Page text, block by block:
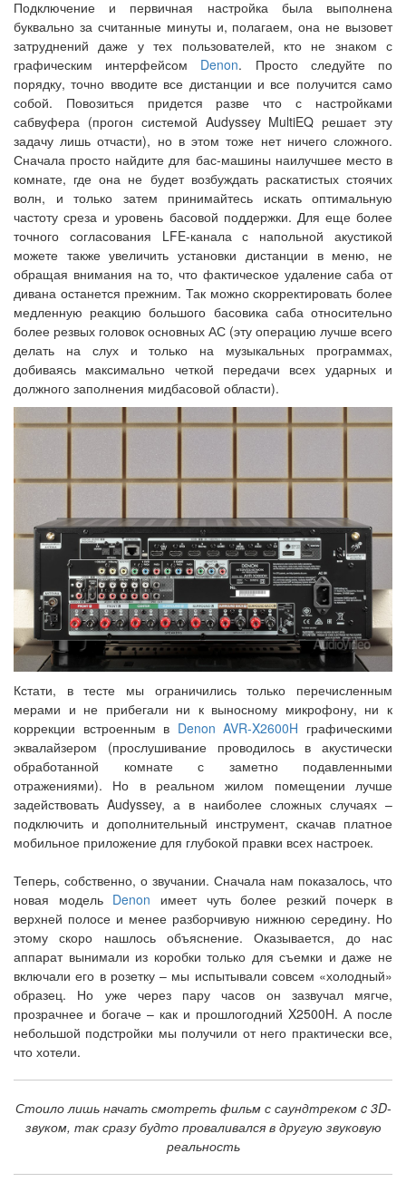
Подключение и первичная настройка была выполнена
буквально за считанные минуты и, полагаем, она не вызовет
затруднений даже у тех пользователей, кто не знаком с
графическим интерфейсом Denon. Просто следуйте по
порядку, точно вводите все дистанции и все получится само
собой. Повозиться придется разве что с настройками
сабвуфера (прогон системой Audyssey MultiEQ решает эту
задачу лишь отчасти), но в этом тоже нет ничего сложного.
Сначала просто найдите для бас-машины наилучшее место в
комнате, где она не будет возбуждать раскатистых стоячих
волн, и только затем принимайтесь искать оптимальную
частоту среза и уровень басовой поддержки. Для еще более
точного согласования LFE-канала с напольной акустикой
можете также увеличить установки дистанции в меню, не
обращая внимания на то, что фактическое удаление саба от
дивана останется прежним. Так можно скорректировать более
медленную реакцию большого басовика саба относительно
более резвых головок основных АС (эту операцию лучше всего
делать на слух и только на музыкальных программах,
добиваясь максимально четкой передачи всех ударных и
должного заполнения мидбасовой области).
Кстати, в тесте мы ограничились только перечисленным
мерами и не прибегали ни к выносному микрофону, ни к
коррекции встроенным в Denon AVR-X2600H графическими
эквалайзером (прослушивание проводилось в акустически
обработанной комнате с заметно подавленными
отражениями). Но в реальном жилом помещении лучше
задействовать Audyssey, а в наиболее сложных случаях –
подключить и дополнительный инструмент, скачав платное
мобильное приложение для глубокой правки всех настроек.
Теперь, собственно, о звучании. Сначала нам показалось, что
новая модель Denon имеет чуть более резкий почерк в
верхней полосе и менее разборчивую нижнюю середину. Но
этому скоро нашлось объяснение. Оказывается, до нас
аппарат вынимали из коробки только для съемки и даже не
включали его в розетку – мы испытывали совсем «холодный»
образец. Но уже через пару часов он зазвучал мягче,
прозрачнее и богаче – как и прошлогодний X2500H. А после
небольшой подстройки мы получили от него практически все,
что хотели.
Стоило лишь начать смотреть фильм с саундтреком c 3D-
звуком, так сразу будто проваливался в другую звуковую
реальность